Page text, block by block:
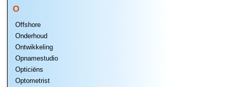
O
Offshore
Onderhoud
Ontwikkeling
Opnamestudio
Opticiëns
Optometrist